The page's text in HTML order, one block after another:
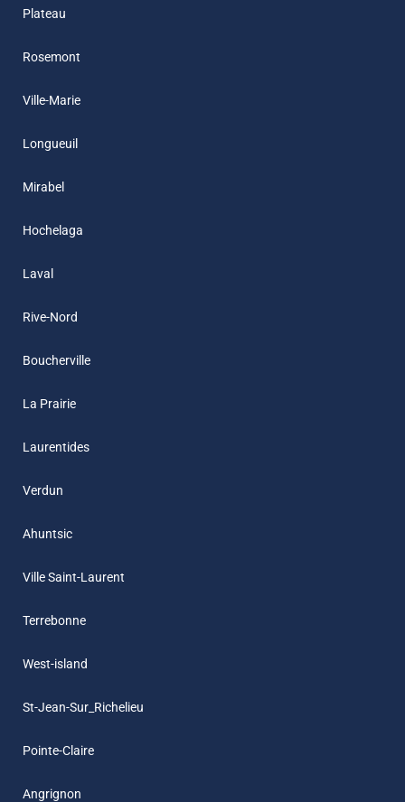
Plateau
Rosemont
Ville-Marie
Longueuil
Mirabel
Hochelaga
Laval
Rive-Nord
Boucherville
La Prairie
Laurentides
Verdun
Ahuntsic
Ville Saint-Laurent
Terrebonne
West-island
St-Jean-Sur_Richelieu
Pointe-Claire
Angrignon